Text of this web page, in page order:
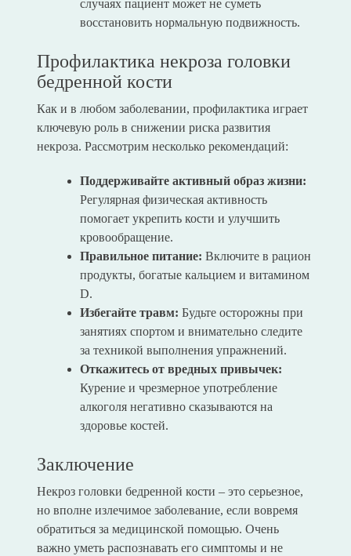
случаях пациент может не суметь
восстановить нормальную подвижность.
Профилактика некроза головки
бедренной кости
Как и в любом заболевании, профилактика играет
ключевую роль в снижении риска развития
некроза. Рассмотрим несколько рекомендаций:
Поддерживайте активный образ жизни:
Регулярная физическая активность
помогает укрепить кости и улучшить
кровообращение.
Правильное питание: Включите в рацион
продукты, богатые кальцием и витамином
D.
Избегайте травм: Будьте осторожны при
занятиях спортом и внимательно следите
за техникой выполнения упражнений.
Откажитесь от вредных привычек:
Курение и чрезмерное употребление
алкоголя негативно сказываются на
здоровье костей.
Заключение
Некроз головки бедренной кости – это серьезное,
но вполне излечимое заболевание, если вовремя
обратиться за медицинской помощью. Очень
важно уметь распознавать его симптомы и не